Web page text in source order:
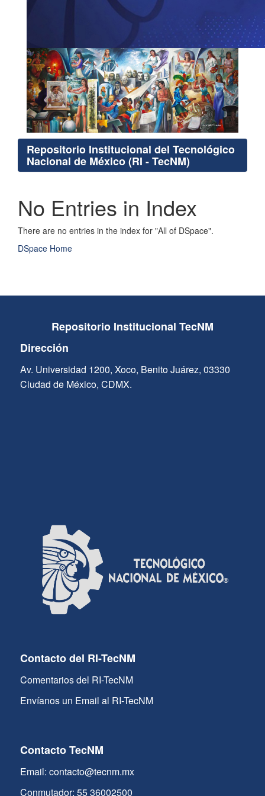
Repositorio Institucional del Tecnológico
Nacional de México (RI - TecNM)
No Entries in Index
There are no entries in the index for "All of DSpace".
DSpace Home
Repositorio Institucional TecNM
Dirección
Av. Universidad 1200, Xoco, Benito Juárez, 03330
Ciudad de México, CDMX.
Contacto del RI-TecNM
Comentarios del RI-TecNM
Envíanos un Email al RI-TecNM
Contacto TecNM
Email: contacto@tecnm.mx
Conmutador: 55 36002500